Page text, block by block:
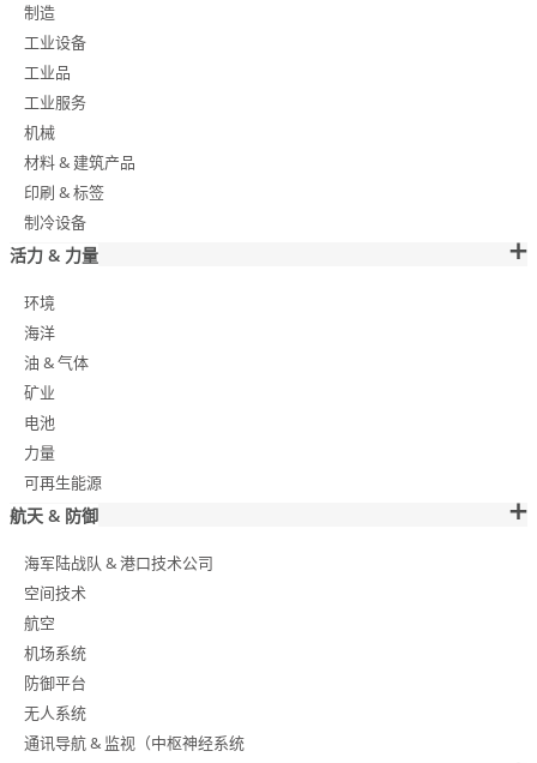
制造
工业设备
工业品
工业服务
机械
材料 & 建筑产品
印刷 & 标签
制冷设备
活力 & 力量
环境
海洋
油 & 气体
矿业
电池
力量
可再生能源
航天 & 防御
海军陆战队 & 港口技术公司
空间技术
航空
机场系统
防御平台
无人系统
通讯导航 & 监视（中枢神经系统